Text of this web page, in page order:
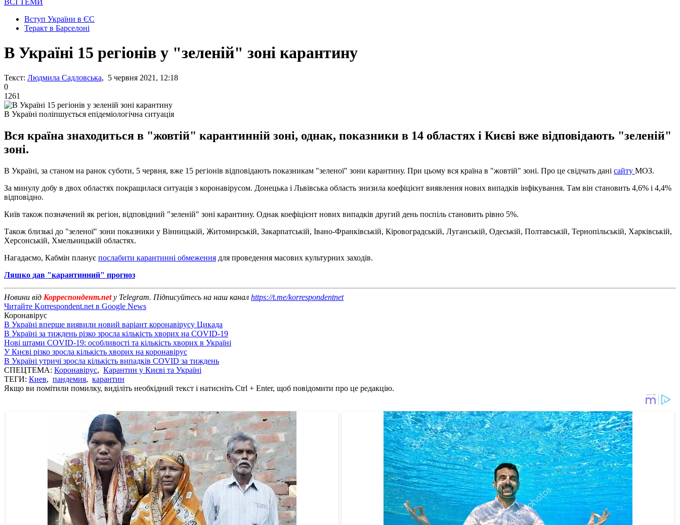
ВСІ ТЕМИ
Вступ України в ЄС
Теракт в Барселоні
В Україні 15 регіонів у "зеленій" зоні карантину
Текст: Людмила Садловська, 5 червня 2021, 12:18
0
1261
В Україні поліпшується епідеміологічна ситуація
Вся країна знаходиться в "жовтій" карантинній зоні, однак, показники в 14 областях і Києві вже відповідають "зеленій"
зоні.
В Україні, за станом на ранок суботи, 5 червня, вже 15 регіонів відповідають показникам "зеленої" зони карантину. При цьому вся країна в "жовтій" зоні. Про це свідчать дані сайту МОЗ.
За минулу добу в двох областях покращилася ситуація з коронавірусом. Донецька і Львівська область знизила коефіцієнт виявлення нових випадків інфікування. Там він становить 4,6% і 4,4%
відповідно.
Київ також позначений як регіон, відповідний "зеленій" зоні карантину. Однак коефіцієнт нових випадків другий день поспіль становить рівно 5%.
Також близькі до "зеленої" зони показники у Вінницькій, Житомирській, Закарпатській, Івано-Франківській, Кіровоградській, Луганській, Одеській, Полтавській, Тернопільській, Харківській,
Херсонській, Хмельницькій областях.
Нагадаємо, Кабмін планує послабити карантинні обмеження для проведення масових культурних заходів.
Ляшко дав "карантинний" прогноз
Новини від Корреспондент.netу Telegram. Підписуйтесь на наш канал https://t.me/korrespondentnet
Читайте Korrespondent.net в Google News
Коронавірус
В Україні вперше виявили новий варіант коронавірусу Цикада
В Україні за тиждень різко зросла кількість хворих на COVID-19
Нові штами COVID-19: особливості та кількість хворих в Україні
У Києві різко зросла кількість хворих на коронавірус
В Україні утричі зросла кількість випадків COVID за тиждень
СПЕЦТЕМА: Коронавірус, Карантин у Києві та Україні
ТЕГИ: Киев, пандемия, карантин
Якщо ви помітили помилку, виділіть необхідний текст і натисніть Ctrl + Enter, щоб повідомити про це редакцію.